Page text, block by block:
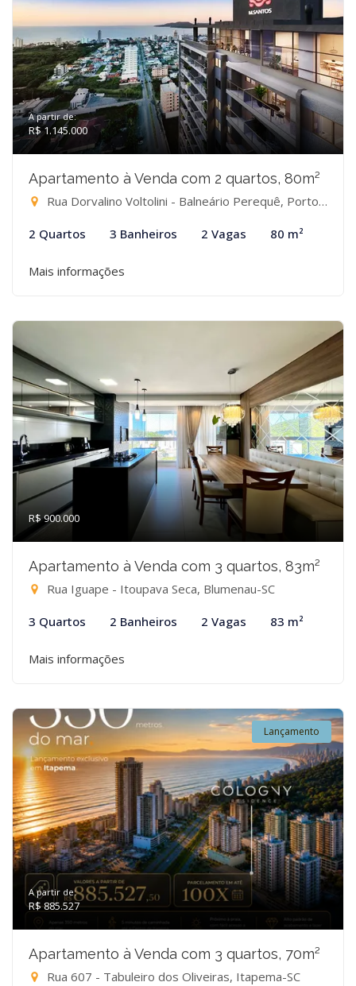
A partir de:
R$ 1.145.000
Apartamento à Venda com 2 quartos, 80m²
Rua Dorvalino Voltolini - Balneário Perequê, Porto Belo-SC
2 Quartos 3 Banheiros 2 Vagas 80 m²
Mais informações
R$ 900.000
Apartamento à Venda com 3 quartos, 83m²
Rua Iguape - Itoupava Seca, Blumenau-SC
3 Quartos 2 Banheiros 2 Vagas 83 m²
Mais informações
Lançamento
A partir de:
R$ 885.527
Apartamento à Venda com 3 quartos, 70m²
Rua 607 - Tabuleiro dos Oliveiras, Itapema-SC